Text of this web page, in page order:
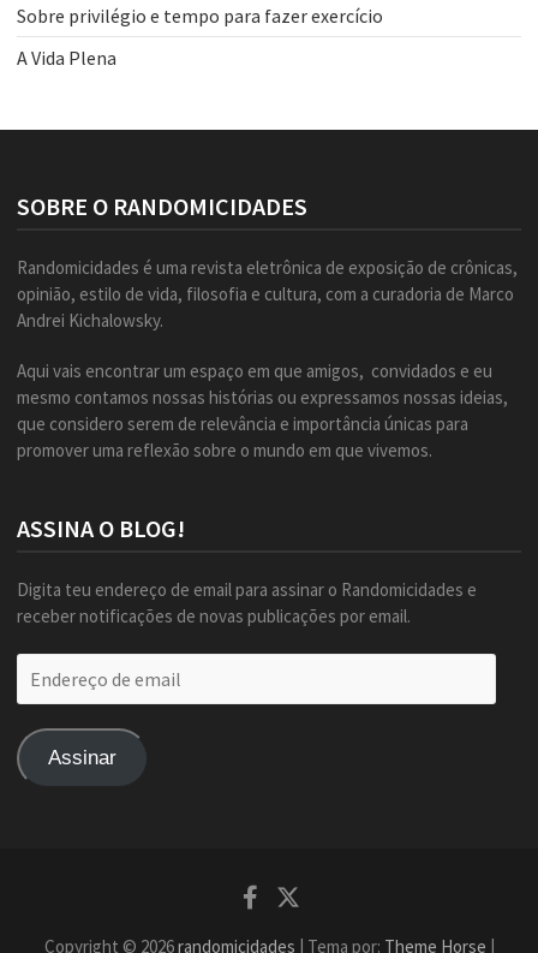
Sobre privilégio e tempo para fazer exercício
A Vida Plena
SOBRE O RANDOMICIDADES
Randomicidades é uma revista eletrônica de exposição de crônicas,
opinião, estilo de vida, filosofia e cultura, com a curadoria de Marco
Andrei Kichalowsky.
Aqui vais encontrar um espaço em que amigos, convidados e eu
mesmo contamos nossas histórias ou expressamos nossas ideias,
que considero serem de relevância e importância únicas para
promover uma reflexão sobre o mundo em que vivemos.
ASSINA O BLOG!
Digita teu endereço de email para assinar o Randomicidades e
receber notificações de novas publicações por email.
de
Assinar
Facebook
Copyright © 2026randomicidades | Tema por: Theme Horse